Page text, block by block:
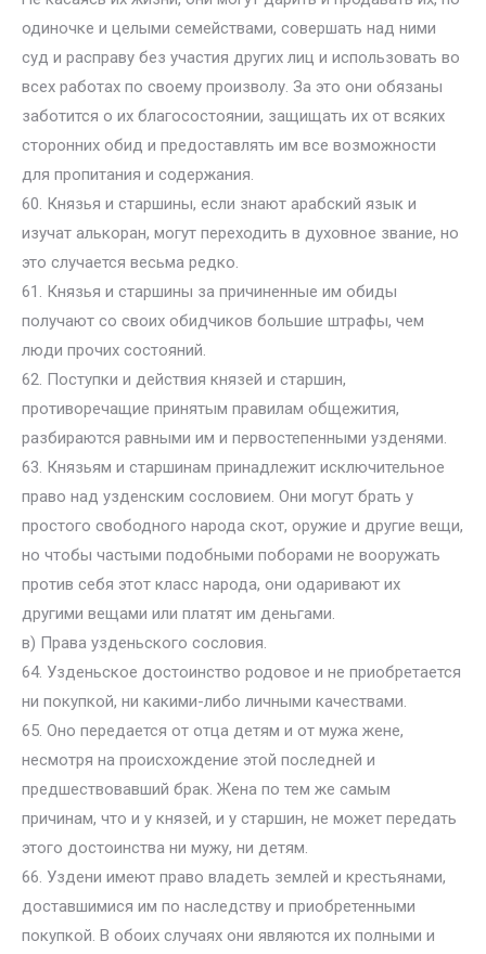
одиночке и целыми семействами, совершать над ними
суд и расправу без участия других лиц и использовать во
всех работах по своему произволу. За это они обязаны
заботится о их благосостоянии, защищать их от всяких
сторонних обид и предоставлять им все возможности
для пропитания и содержания.
60. Князья и старшины, если знают арабский язык и
изучат алькоран, могут переходить в духовное звание, но
это случается весьма редко.
61. Князья и старшины за причиненные им обиды
получают со своих обидчиков большие штрафы, чем
люди прочих состояний.
62. Поступки и действия князей и старшин,
противоречащие принятым правилам общежития,
разбираются равными им и первостепенными узденями.
63. Князьям и старшинам принадлежит исключительное
право над узденским сословием. Они могут брать у
простого свободного народа скот, оружие и другие вещи,
но чтобы частыми подобными поборами не вооружать
против себя этот класс народа, они одаривают их
другими вещами или платят им деньгами.
в) Права узденьского сословия.
64. Узденьское достоинство родовое и не приобретается
ни покупкой, ни какими-либо личными качествами.
65. Оно передается от отца детям и от мужа жене,
несмотря на происхождение этой последней и
предшествовавший брак. Жена по тем же самым
причинам, что и у князей, и у старшин, не может передать
этого достоинства ни мужу, ни детям.
66. Уздени имеют право владеть землей и крестьянами,
доставшимися им по наследству и приобретенными
покупкой. В обоих случаях они являются их полными и